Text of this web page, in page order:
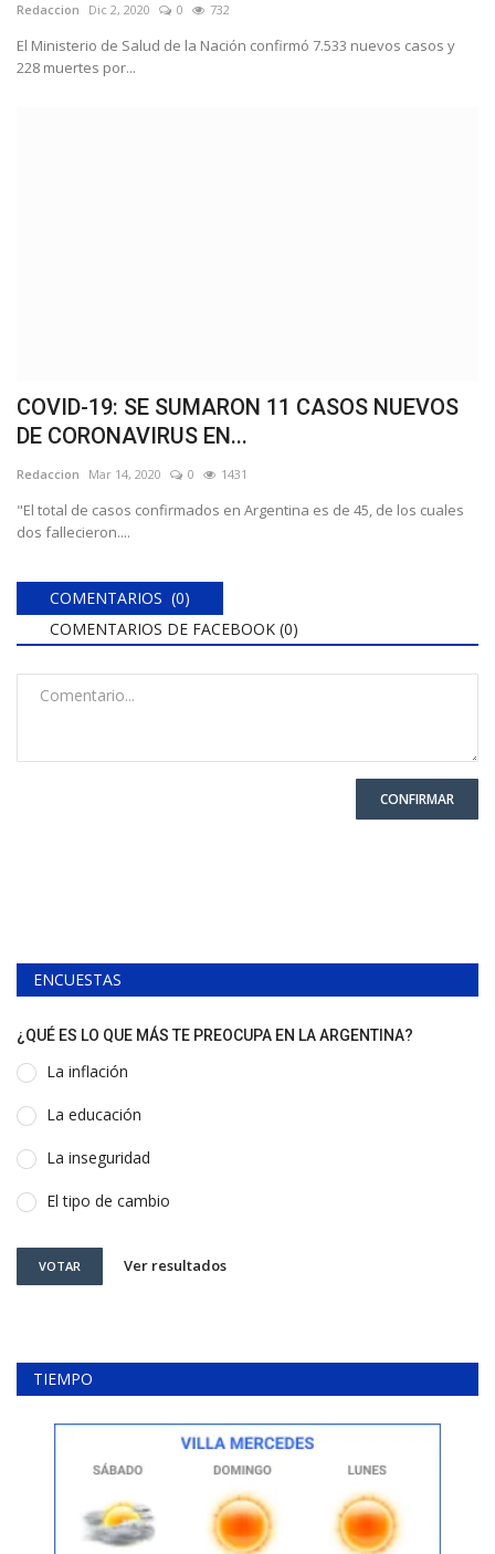
Redaccion Dic 2, 2020 0 732
El Ministerio de Salud de la Nación confirmó 7.533 nuevos casos y
228 muertes por...
COVID-19: SE SUMARON 11 CASOS NUEVOS
DE CORONAVIRUS EN...
Redaccion Mar 14, 2020 0 1431
"El total de casos confirmados en Argentina es de 45, de los cuales
dos fallecieron....
COMENTARIOS (0)
COMENTARIOS DE FACEBOOK (0)
CONFIRMAR
ENCUESTAS
¿QUÉ ES LO QUE MÁS TE PREOCUPA EN LA ARGENTINA?
La inflación
La educación
La inseguridad
El tipo de cambio
VOTAR Ver resultados
TIEMPO